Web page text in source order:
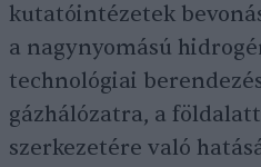
kutatóintézetek
a nagynyomású
technológiai
gázhálózatra, a
szerkezetére való